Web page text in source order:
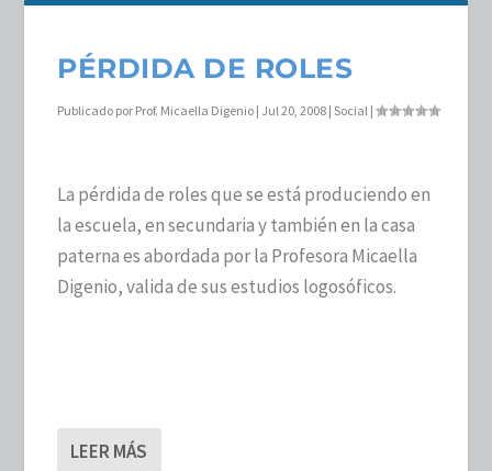
PÉRDIDA DE ROLES
Publicado por Prof. Micaella Digenio | Jul 20, 2008 | Social |
La pérdida de roles que se está produciendo en
la escuela, en secundaria y también en la casa
paterna es abordada por la Profesora Micaella
Digenio, valida de sus estudios logosóficos.
LEER MÁS